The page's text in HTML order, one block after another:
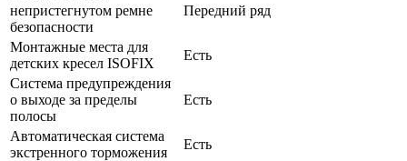
непристегнутом ремне
безопасности
Передний ряд
Монтажные места для
детских кресел ISOFIX
Есть
Система предупреждения
о выходе за пределы
полосы
Есть
Автоматическая система
экстренного торможения
Есть